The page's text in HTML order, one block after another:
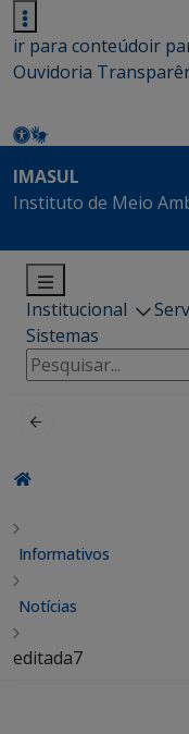
ir para conteúdoir
Ouvidoria
IMASUL
Instituto de Meio
Institucional
Sistemas
Pesquisar
por:
Informativos
Notícias
editada7